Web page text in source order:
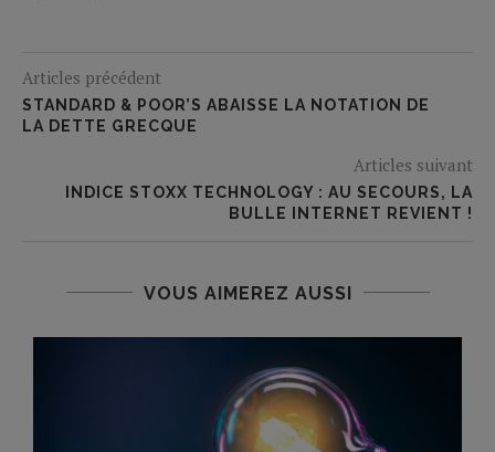
Articles précédent
STANDARD & POOR’S ABAISSE LA NOTATION DE
LA DETTE GRECQUE
Articles suivant
INDICE STOXX TECHNOLOGY : AU SECOURS, LA
BULLE INTERNET REVIENT !
VOUS AIMEREZ AUSSI